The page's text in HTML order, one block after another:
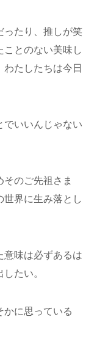
ったり、推しが笑
ことのない美味し
たしたちは今日
でいいんじゃない
のご先祖さま
世界に生み落とし
意味は必ずあるは
たい。
かに思っている